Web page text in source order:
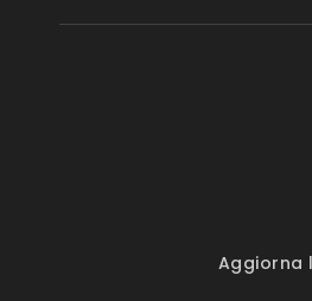
Aggiorna